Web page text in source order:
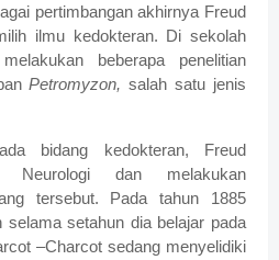
pertimbangan akhirnya Freud
ilmu kedokteran. Di sekolah
beberapa penelitian
Petromyzon,salah satu jenis
bidang kedokteran, Freud
Neurologi dan melakukan
tersebut. Pada tahun 1885
setahun dia belajar pada
–Charcot sedang menyelidiki